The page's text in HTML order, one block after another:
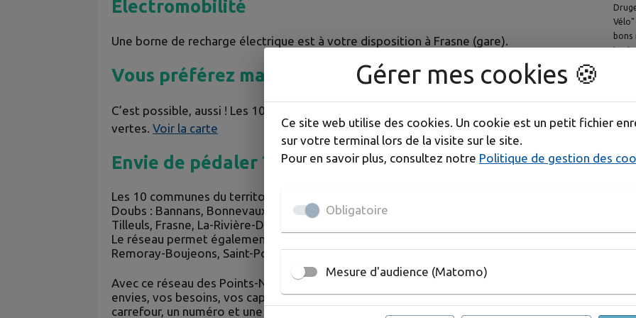
Electromobilité
Une borne de recharge électrique est à votre disposition à Frasne (gare).
Vous préférez marcher ?
C’est possible, aussi ! Les 10 communes du territoire sont reliées par des liaisons
vertes. Voir la carte
Envie de pédaler ?
Les 10 communes du territoire sont reliées par le reliées par le réseau Points-Nœuds du
Doubs : Bannans, Bonnevaux, Boujailles, Bouverans, Bulle, Courvières, Dompierre-les-
Tilleuls, Frasne, La-Rivière-Drugeon et Vaux-et-Chantegrue.
Le réseau permet également rejoindre Malpas, La Planée, Les Grangettes, Oye-et-Pallet
Remoray-Boujeons, Saint-Point…
Avec ce réseau des Points-Nœud numérotés, vous planifiez votre itinéraire selon vos
envies, vos besoins, vos capacités en suivant une signalétique dédiée ! A chaque
carrefour, un numéro et une flèche vous indiquent la direction à suivre. Pensez à repérer
tout
Gérer mes cookies 🍪
Ce site web utilise des cookies. Un cookie est un petit fichier
sur votre terminal lors de la visite sur le site.
Pour en savoir plus, consultez notre Politique de gestion des
Obligatoire
Mesure d'audience (Matomo)